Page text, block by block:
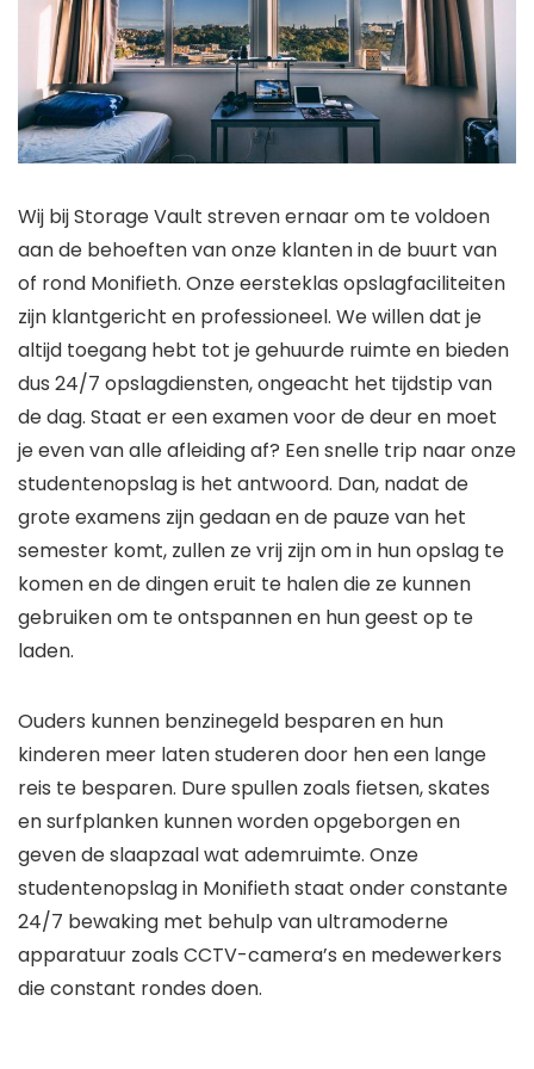
Wij bij Storage Vault streven ernaar om te voldoen
aan de behoeften van onze klanten in de buurt van
of rond Monifieth. Onze eersteklas opslagfaciliteiten
zijn klantgericht en professioneel. We willen dat je
altijd toegang hebt tot je gehuurde ruimte en bieden
dus 24/7 opslagdiensten, ongeacht het tijdstip van
de dag. Staat er een examen voor de deur en moet
je even van alle afleiding af? Een snelle trip naar onze
studentenopslag is het antwoord. Dan, nadat de
grote examens zijn gedaan en de pauze van het
semester komt, zullen ze vrij zijn om in hun opslag te
komen en de dingen eruit te halen die ze kunnen
gebruiken om te ontspannen en hun geest op te
laden.
Ouders kunnen benzinegeld besparen en hun
kinderen meer laten studeren door hen een lange
reis te besparen. Dure spullen zoals fietsen, skates
en surfplanken kunnen worden opgeborgen en
geven de slaapzaal wat ademruimte. Onze
studentenopslag in Monifieth staat onder constante
24/7 bewaking met behulp van ultramoderne
apparatuur zoals CCTV-camera’s en medewerkers
die constant rondes doen.